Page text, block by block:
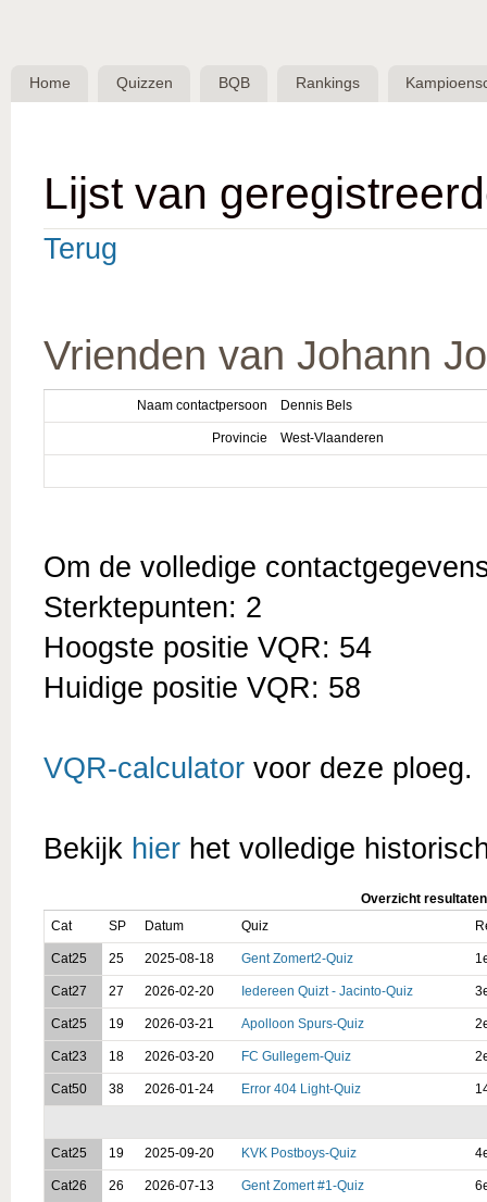
Belgische
QuizBond
Home Quizzen BQB Rankings
Lijst van
Terug
Vrienden van Johann
Naam contactpersoon Dennis Bels
Provincie West-Vlaanderen
Om de volledige
Sterktepunten: 2
Hoogste positie VQR: 54
Huidige positie VQR: 58
VQR-calculator voor deze ploeg.
Bekijk hier het volledige
Overzicht resultaten
Cat
SP Datum Quiz
Cat25 25 2025-08-18 Gent Zomert2-Quiz
Cat27 27 2026-02-20 Iedereen Quizt - Jacinto-Quiz
Cat25 19 2026-03-21 Apolloon Spurs-Quiz
Cat23 18 2026-03-20 FC Gullegem-Quiz
Cat50 38 2026-01-24 Error 404 Light-Quiz
Cat25 19 2025-09-20 KVK Postboys-Quiz
Cat26 26 2026-07-13 Gent Zomert #1-Quiz